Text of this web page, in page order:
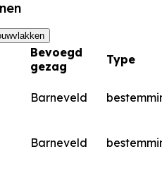
Bevoegd
gezag
Type
Barneveld
Barneveld